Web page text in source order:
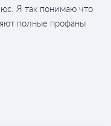
Я так понимаю что
полные профаны